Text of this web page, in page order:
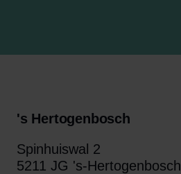
's Hertogenbosch
Spinhuiswal 2
5211 JG 's-Hertogenbosch